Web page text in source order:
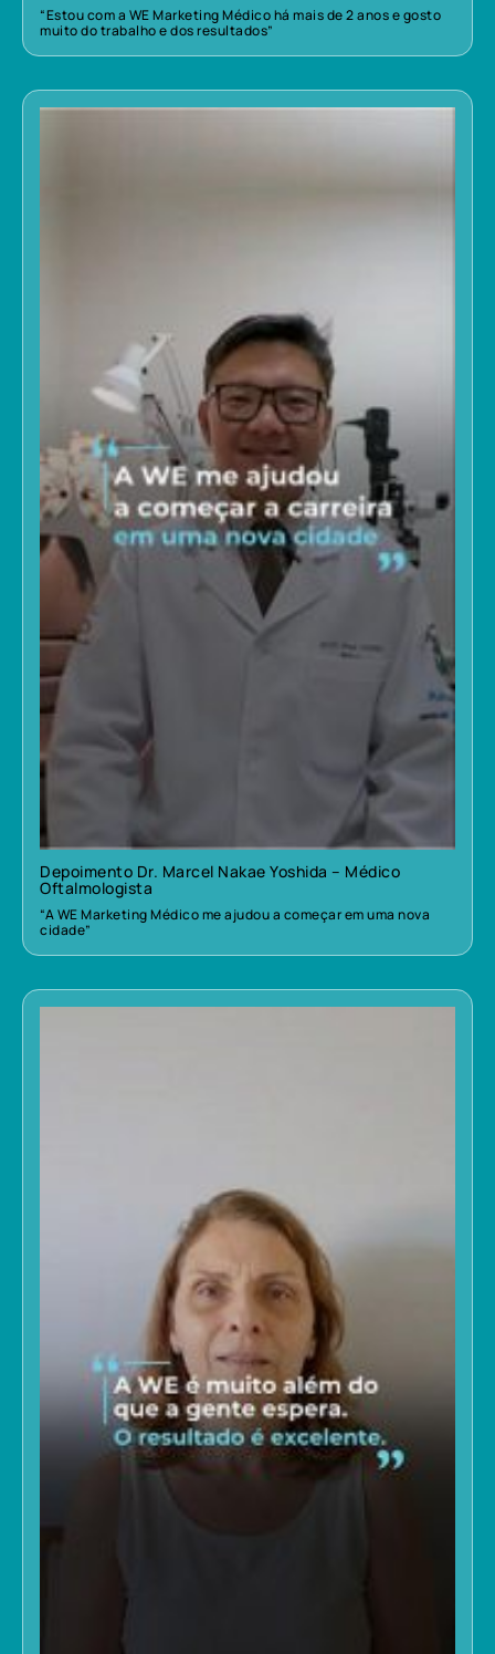
“Estou com a WE Marketing Médico há mais de 2 anos e gosto
muito do trabalho e dos resultados”
Depoimento Dr. Marcel Nakae Yoshida – Médico
Oftalmologista
“A WE Marketing Médico me ajudou a começar em uma nova
cidade”